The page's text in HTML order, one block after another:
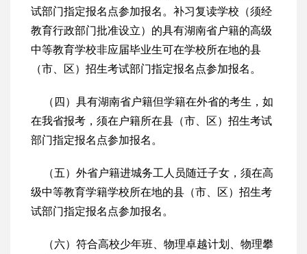
试部门指定报名点参加报名。补习复读学校（须经
教育行政部门批准设立）的具有湖南省户籍的高级
中等教育学校非应届毕业生可在学校所在地的县
（市、区）招生考试部门指定报名点参加报名。
（四）具有湖南省户籍但学籍在外省的考生，如
在我省报考，须在户籍所在县（市、区）招生考试
部门指定报名点参加报名。
（五）外省户籍进城务工人员随迁子女，须在高
级中等教育学籍学校所在地的县（市、区）招生考
试部门指定报名点参加报名。
（六）符合高校少年班、物理卓越计划、物理攀